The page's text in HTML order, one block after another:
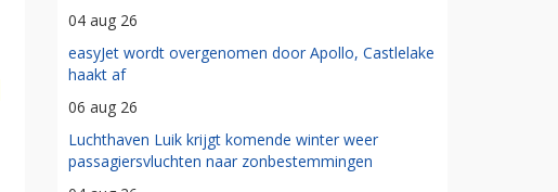
04 aug 26
easyJet wordt overgenomen door Apollo, Castlelake
haakt af
06 aug 26
Luchthaven Luik krijgt komende winter weer
passagiersvluchten naar zonbestemmingen